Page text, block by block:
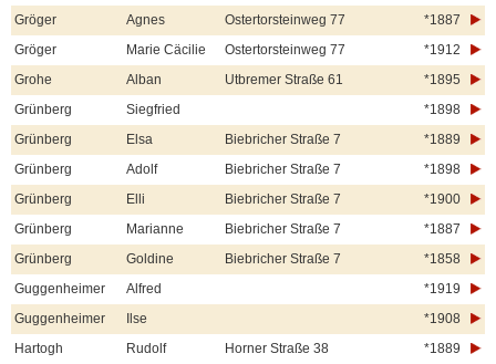
Gröger
Agnes Ostertorsteinweg 77
*1887
Gröger
Marie Cäcilie Ostertorsteinweg 77
*1912
Grohe
Alban Utbremer Straße 61
*1895
Grünberg
Siegfried
*1898
Grünberg
Elsa Biebricher Straße 7
*1889
Grünberg
Adolf Biebricher Straße 7
*1898
Grünberg
Elli Biebricher Straße 7
*1900
Grünberg
Marianne Biebricher Straße 7
*1887
Grünberg
Goldine Biebricher Straße 7
*1858
Guggenheimer
Alfred
*1919
Guggenheimer
Ilse
*1908
Hartogh
Rudolf Horner Straße 38 *1889